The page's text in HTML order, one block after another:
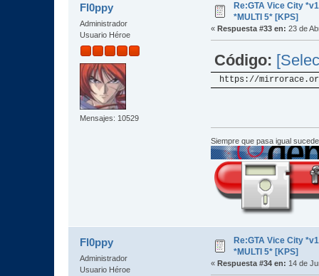
Fl0ppy
Administrador
Usuario Héroe
Mensajes: 10529
Re:GTA Vice City
*MULTI 5* [KPS]
« Respuesta #33 en: 23 de
Código:
https://
Siempre que pasa igual
Fl0ppy
Administrador
Usuario Héroe
Re:GTA Vice City
*MULTI 5* [KPS]
« Respuesta #34 en: 14 de